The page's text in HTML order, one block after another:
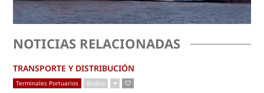
NOTICIAS RELACIONADAS
TRANSPORTE Y DISTRIBUCIÓN
Terminales Portuarios Biobío